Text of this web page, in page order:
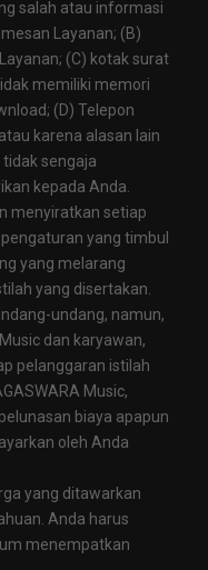
salah atau informasi
Layanan; (B)
(C) kotak surat
memiliki memori
(D) Telepon
karena alasan lain
sengaja
kepada Anda.
menyiratkan setiap
yang timbul
yang melarang
yang disertakan.
undang, namun,
dan karyawan,
pelanggaran istilah
Music,
biaya apapun
oleh Anda
yang ditawarkan
Anda harus
menempatkan